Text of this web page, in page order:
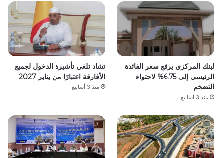
لبنك المركزي يرفع سعر الفائدة
الرئيسي إلى 6.75% لاحتواء
التضخم
منذ 3 أسابيع
تشاد تلغي تأشيرة الدخول لجميع
الأفارقة اعتبارًا من يناير 2027
منذ 3 أسابيع